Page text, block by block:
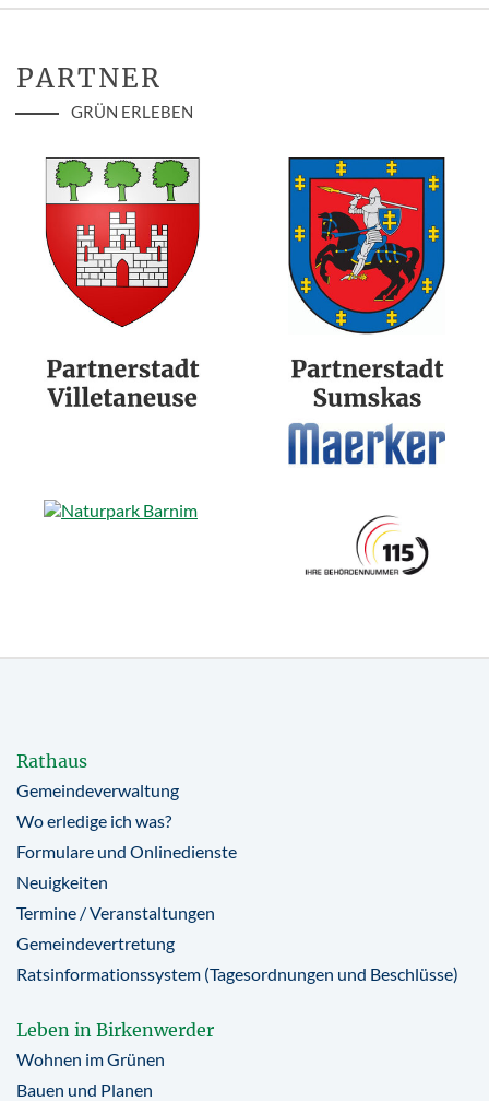
PARTNER
GRÜN ERLEBEN
Rathaus
Gemeindeverwaltung
Wo erledige ich was?
Formulare und Onlinedienste
Neuigkeiten
Termine / Veranstaltungen
Gemeindevertretung
Ratsinformationssystem (Tagesordnungen und Beschlüsse)
Leben in Birkenwerder
Wohnen im Grünen
Bauen und Planen